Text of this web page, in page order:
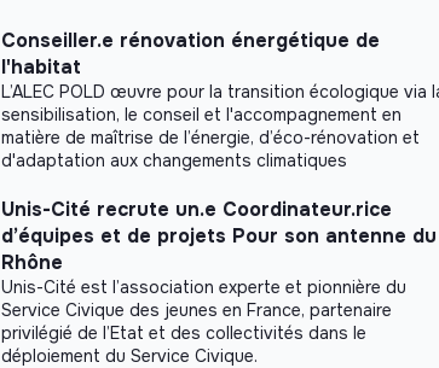
Conseiller.e rénovation énergétique de
l'habitat
L’ALEC POLD œuvre pour la transition écologique via
sensibilisation, le conseil et l'accompagnement en
matière de maîtrise de l’énergie, d’éco-rénovation et
d'adaptation aux changements climatiques
Unis-Cité recrute un.e Coordinateur.rice
d’équipes et de projets Pour son antenne du
Rhône
Unis-Cité est l’association experte et pionnière du
Service Civique des jeunes en France, partenaire
privilégié de l’Etat et des collectivités dans le
déploiement du Service Civique.